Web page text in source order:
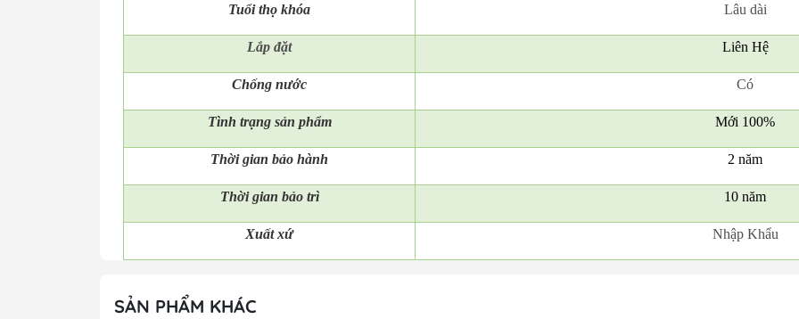
Tuổi thọ khóa Lâu dài
Lắp đặt Liên Hệ
Chống nước Có
Tình trạng sản phẩm Mới 100%
Thời gian bảo hành 2 năm
Thời gian bảo trì 10 năm
Xuất xứ Nhập Khẩu
SẢN PHẨM KHÁC